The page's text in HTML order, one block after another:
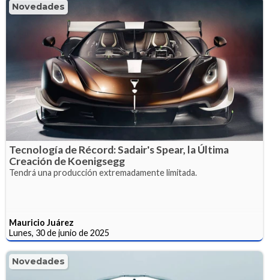
Novedades
Tecnología de Récord: Sadair's Spear, la Última
Creación de Koenigsegg
Tendrá una producción extremadamente limitada.
Mauricio Juárez
Lunes, 30 de junio de 2025
Novedades